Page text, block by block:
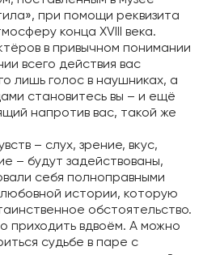
при помощи реквизита
конца XVIII века.
в привычном понимании
всего действия вас
лишь голос в наушниках, а
становитесь вы – и ещё
напротив вас, такой же
– слух, зрение, вкус,
– будут задействованы,
себя полноправными
истории, которую
обстоятельство.
приходить вдвоём. А можно
судьбе в паре с